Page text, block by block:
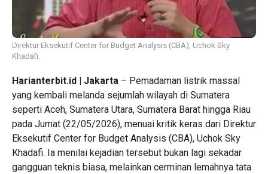
Direktur Eksekutif Center for Budget Analysis (CBA), Uchok Sky
Khadafi.
Harianterbit.id | Jakarta – Pemadaman listrik massal
yang kembali melanda sejumlah wilayah di Sumatera
seperti Aceh, Sumatera Utara, Sumatera Barat hingga Riau
pada Jumat (22/05/2026), menuai kritik keras dari Direktur
Eksekutif Center for Budget Analysis (CBA), Uchok Sky
Khadafi. Ia menilai kejadian tersebut bukan lagi sekadar
gangguan teknis biasa, melainkan cerminan lemahnya tata